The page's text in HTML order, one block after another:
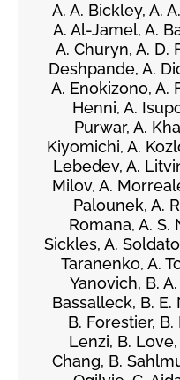
A. A. Bickley, A.
A. Al-Jamel, A.
A. Churyn, A. D.
Deshpande, A.
A. Enokizono, A.
Henni, A.
Purwar, A.
Kiyomichi, A.
Lebedev, A.
Milov, A.
Palounek, A.
Romana, A. S.
Sickles, A.
Taranenko, A.
Yanovich, B.
Bassalleck, B.
B. Forestier,
Lenzi, B.
Chang, B.